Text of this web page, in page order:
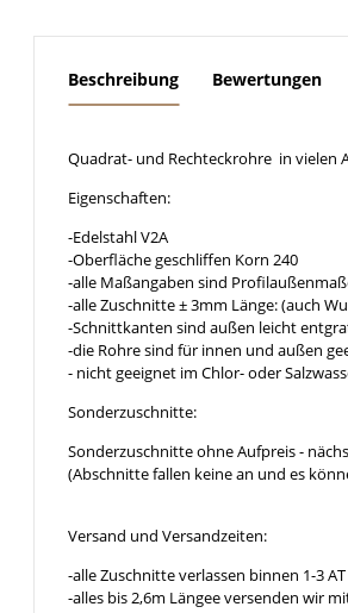
Beschreibung Bewertungen
Quadrat- und Rechteckrohre in vielen
Eigenschaften:
-Edelstahl V2A
-Oberfläche geschliffen Korn 240
-alle Maßangaben sind
-alle Zuschnitte ± 3mm Länge: (auch
-Schnittkanten sind außen leicht
-die Rohre sind für innen und außen
- nicht geeignet im Chlor- oder
Sonderzuschnitte:
Sonderzuschnitte ohne Aufpreis -
(Abschnitte fallen keine an und es
Versand und Versandzeiten:
-alle Zuschnitte verlassen binnen 1-3
-alles bis 2,6m Längee versenden wir